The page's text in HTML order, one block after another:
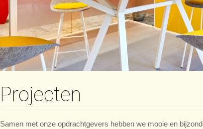
Projecten
Samen met onze opdrachtgevers hebben we mooie en